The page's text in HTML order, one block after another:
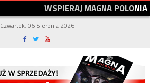
WSPIERAJMAGNAPOLONIA
Czwartek, 06 Sierpnia 2026